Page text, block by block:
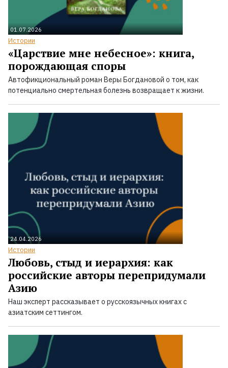
01.07.2026
Истории
«Царствие мне небесное»: книга,
порождающая споры
Автофикциональный роман Веры Богдановой о том, как
потенциально смертельная болезнь возвращает к жизни.
24.04.2026
Истории
Любовь, стыд и иерархия: как
российские авторы перепридумали
Азию
Наш эксперт рассказывает о русскоязычных книгах с
азиатским сеттингом.